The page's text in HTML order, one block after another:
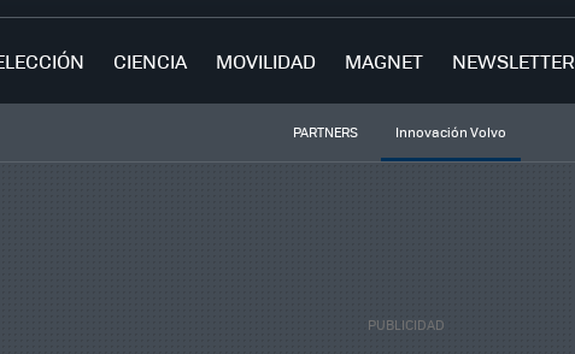
CIENCIA MOVILIDAD MAGNET NEWSLETTER
PARTNERS Innovación Volvo